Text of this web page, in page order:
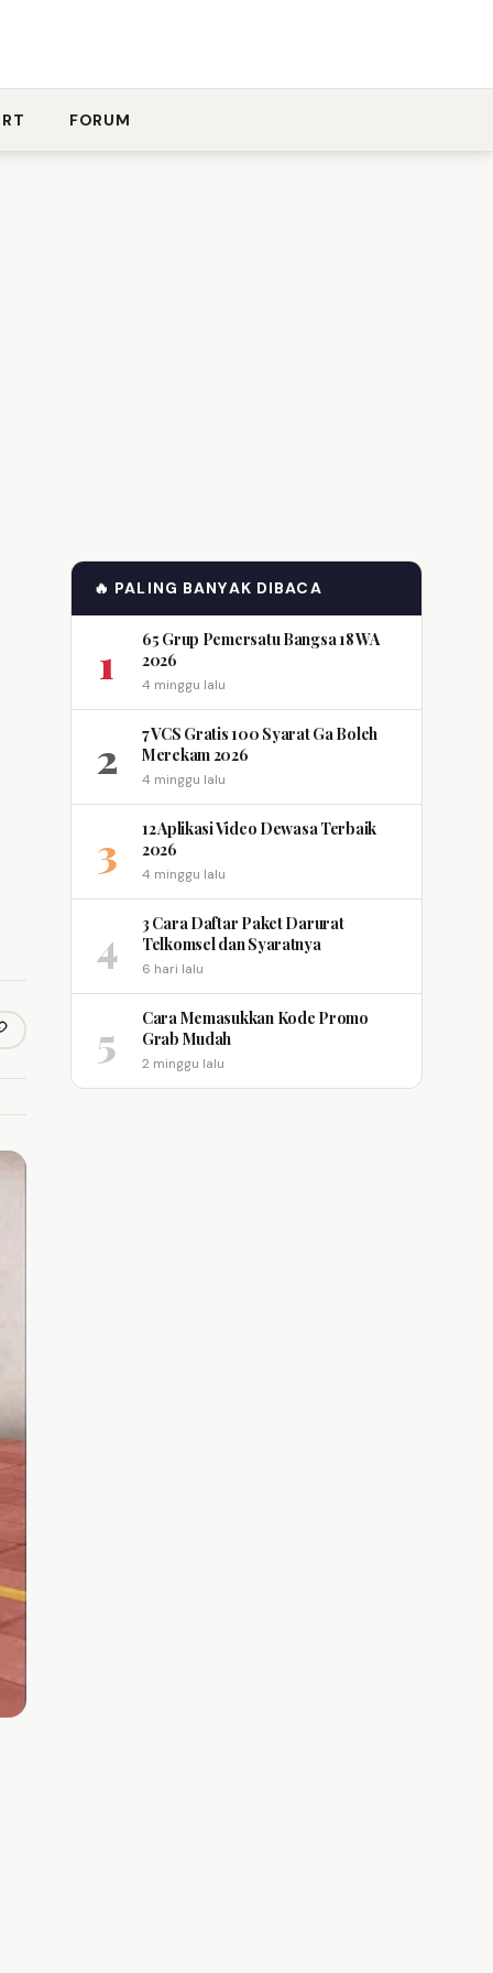
FORUM
link
🔥 PALING BANYAK DIBACA
1
65 Grup Pemersatu Bangsa 18 WA
2026
4 minggu lalu
2
7 VCS Gratis 100 Syarat Ga Boleh
Merekam 2026
4 minggu lalu
3
12 Aplikasi Video Dewasa Terbaik
2026
4 minggu lalu
4
3 Cara Daftar Paket Darurat
Telkomsel dan Syaratnya
6 hari lalu
5
Cara Memasukkan Kode Promo
Grab Mudah
2 minggu lalu